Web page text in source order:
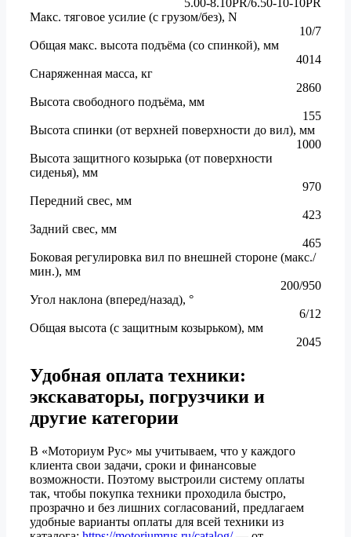
Макс. тяговое усилие (с грузом/без), N
10/7
Общая макс. высота подъёма (со спинкой), мм
4014
Снаряженная масса, кг
2860
Высота свободного подъёма, мм
155
Высота спинки (от верхней поверхности до вил), мм
1000
Высота защитного козырька (от поверхности
сиденья), мм
970
Передний свес, мм
423
Задний свес, мм
465
Боковая регулировка вил по внешней стороне (макс./
мин.), мм
200/950
Угол наклона (вперед/назад), °
6/12
Общая высота (с защитным козырьком), мм
2045
Удобная оплата техники:
экскаваторы, погрузчики и
другие категории
В «Моториум Рус» мы учитываем, что у каждого
клиента свои задачи, сроки и финансовые
возможности. Поэтому выстроили систему оплаты
так, чтобы покупка техники проходила быстро,
прозрачно и без лишних согласований, предлагаем
удобные варианты оплаты для всей техники из